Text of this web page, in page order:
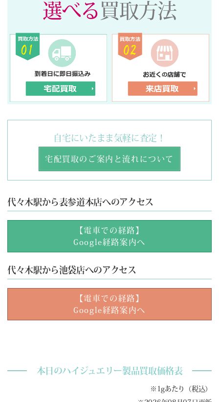
選べる買取方法
自宅にいたまま気軽に査定！
宅配買取のご案内と流れについて
代々木駅から表参道本店へのアクセス
【電車での経路】
Google経路案内へ
代々木駅から池袋店へのアクセス
【電車での経路】
Google経路案内へ
本日のハイジュエリー製品買取価格表
※1gあたり（税込）